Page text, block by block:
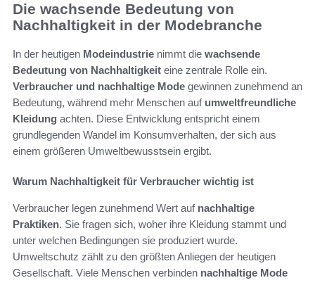
Die wachsende Bedeutung von
Nachhaltigkeit in der Modebranche
In der heutigen Modeindustrie nimmt die wachsende
Bedeutung von Nachhaltigkeit eine zentrale Rolle ein.
Verbraucher und nachhaltige Mode gewinnen zunehmend an
Bedeutung, während mehr Menschen auf umweltfreundliche
Kleidung achten. Diese Entwicklung entspricht einem
grundlegenden Wandel im Konsumverhalten, der sich aus
einem größeren Umweltbewusstsein ergibt.
Warum Nachhaltigkeit für Verbraucher wichtig ist
Verbraucher legen zunehmend Wert auf nachhaltige
Praktiken. Sie fragen sich, woher ihre Kleidung stammt und
unter welchen Bedingungen sie produziert wurde.
Umweltschutz zählt zu den größten Anliegen der heutigen
Gesellschaft. Viele Menschen verbinden nachhaltige Mode